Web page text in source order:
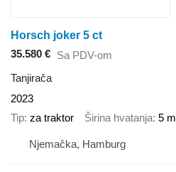
Horsch joker 5 ct
35.580 € Sa PDV-om
Tanjirača
2023
Tip za traktor Širina hvatanja 5 m
Njemačka, Hamburg